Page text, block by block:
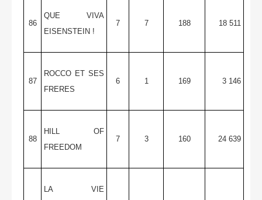
86
QUE VIVA
EISENSTEIN !
7 7 188 18 511
87
ROCCO ET SES
FRERES
6 1 169 3 146
88
HILL OF
FREEDOM
7 3 160 24 639
LA VIE